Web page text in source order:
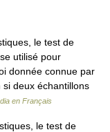
le test de
utilisé pour
donnée connue par
deux échantillons
en Français
le test de